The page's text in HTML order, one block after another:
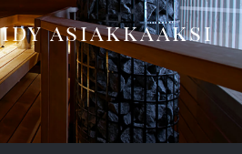
asiakkaaksi